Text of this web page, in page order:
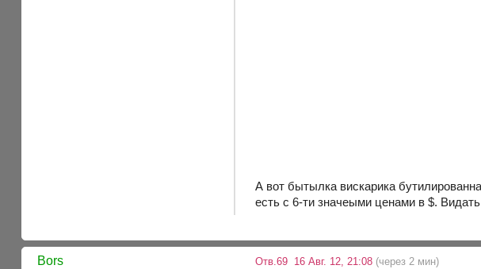
А вот бытылка вискарика
есть с 6-ти значеыми ценами в $.
Bors Отв.69 16 Авг. 12, 21:08 (через 2 мин)